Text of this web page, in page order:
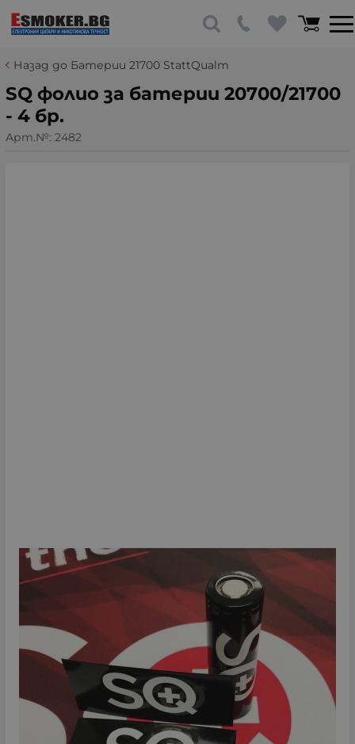
Назад до Батерии 21700 StattQualm
SQ фолио за батерии 20700/21700
- 4 бр.
Арт.№: 2482